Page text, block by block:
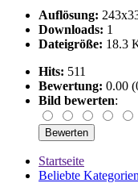
Auflösung:
Downloads: 1
Dateigröße: 18.3
Hits: 511
Bewertung: 0.00
Bild bewerten:
Startseite
Beliebte Kategorien